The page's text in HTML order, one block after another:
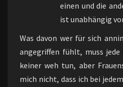
einen und die
ist unabhängig
Was davon wer für sich
angegriffen fühlt, muss
keiner weh tun, aber
mich nicht, dass ich bei